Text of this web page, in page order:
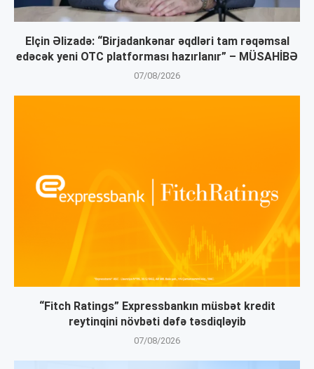
Elçin Əlizadə: “Birjadankənar əqdləri tam rəqəmsal
edəcək yeni OTC platforması hazırlanır” – MÜSAHİBƏ
07/08/2026
“Fitch Ratings” Expressbankın müsbət kredit
reytinqini növbəti dəfə təsdiqləyib
07/08/2026